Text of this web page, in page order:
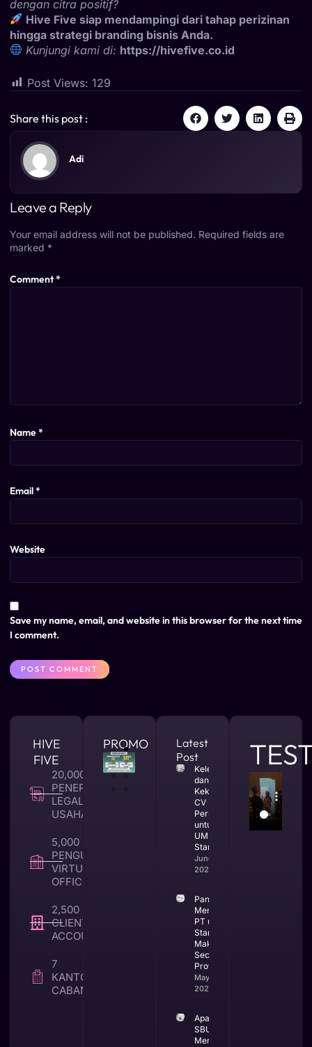
dengan citra positif?
Hive Five siap mendampingi dari tahap perizinan
hingga strategi branding bisnis Anda.
Kunjungi kami di: https://hivefive.co.id
Post Views: 129
Share this post :
Adi
Leave a Reply
Your email address will not be published. Required fields are
marked *
Comment*
Name*
Email*
Website
Save my name, email, and website in this browser for the next time
I comment.
HIVE
FIVE
20,000 +
PENERBITAN
LEGALITAS
USAHA
5,000 +
PENGUNA
VIRTUAL
OFFICE
2,500 +
CLIENT TAX &
ACCOUNTING
7
KANTOR
CABANG
PROMO
Latest
Post
Kelebihan
dan
Kekurangan
CV
Perusahaan
untuk
UMKM dan
Startup
June 25,
2026
Panduan
Mendirikan
PT untuk
Startup di
Makassar
Secara
Profesional
May 25,
2026
Apa itu
SBUJK dan
Mengapa